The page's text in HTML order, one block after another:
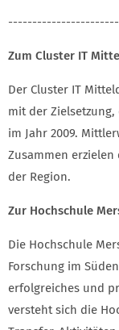
Zum Cluster IT
Der Cluster IT
mit der
im Jahr 2009.
Zusammen
der Region.
Zur Hochschule
Die Hochschule
Forschung im
erfolgreiches und
versteht sich die